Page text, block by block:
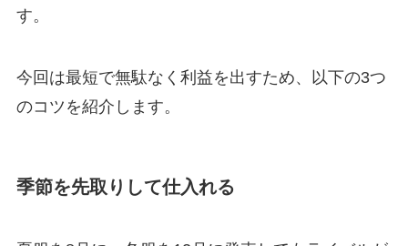
す。
今回は最短で無駄なく利益を出すため、以下の3つ
のコツを紹介します。
季節を先取りして仕入れる